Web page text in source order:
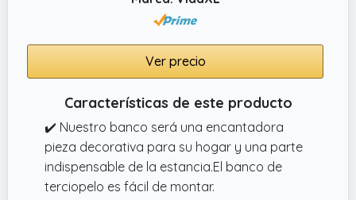
Ver precio
Características de este producto
✔️ Nuestro banco será una encantadora
pieza decorativa para su hogar y una parte
indispensable de la estancia.El banco de
terciopelo es fácil de montar.